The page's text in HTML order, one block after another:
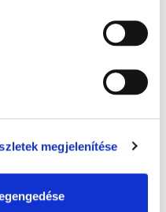
megjelenítése
Áfa